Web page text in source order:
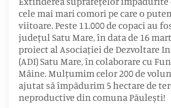
cele mai mari comori pe care o
viitoare. Peste 11.000 de copaci au
județul Satu Mare, în data de 16
proiect al Asociației de Dezvoltare
(ADI) Satu Mare, în colaborare cu
Mâine. Mulțumim celor 200 de
ajutat să împădurim 5 hectare de
neproductive din comuna Păulești!